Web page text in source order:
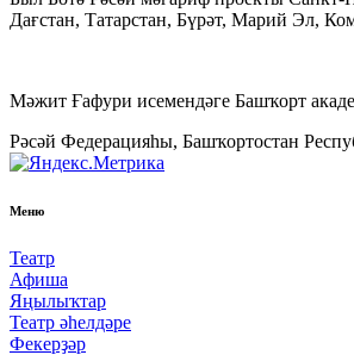
Дағстан, Татарстан, Бүрәт, Марий Эл,
Мәжит Ғафури исемендәге Башҡорт
Рәсәй Федерацияһы, Башҡортостан
Меню
Театр
Афиша
Яңылыҡтар
Театр әһелдәре
Фекерҙәр